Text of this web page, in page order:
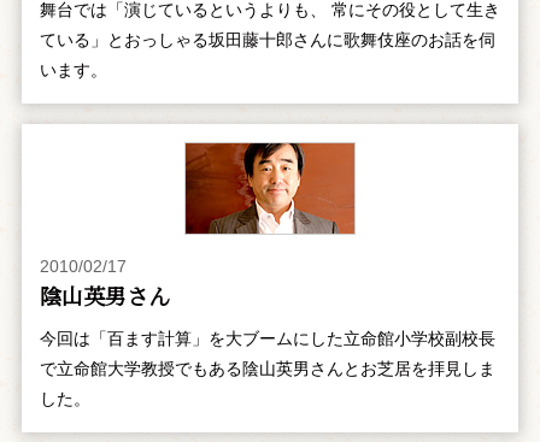
舞台では「演じているというよりも、 常にその役として生き
ている」とおっしゃる坂田藤十郎さんに歌舞伎座のお話を伺
います。
2010/02/17
陰山英男さん
今回は「百ます計算」を大ブームにした立命館小学校副校長
で立命館大学教授でもある陰山英男さんとお芝居を拝見しま
した。